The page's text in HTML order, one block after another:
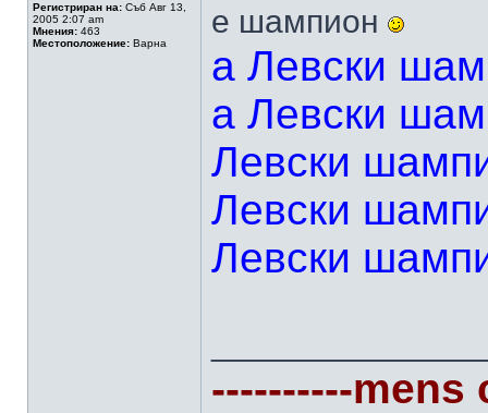
Регистриран на: Съб Авг 13,
2005 2:07 am
Мнения: 463
Местоположение: Варна
е шампион
а Левски
а Левски
Левски
Левски
Левски
----------mens